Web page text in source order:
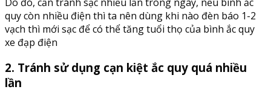
quy còn nhiều điện thì ta nên dùng khi nào đèn báo 1-2
vạch thì mới sạc để có thể tăng tuổi thọ của bình ắc quy
xe đạp điện
2. Tránh sử dụng cạn kiệt ắc quy quá nhiều
lần